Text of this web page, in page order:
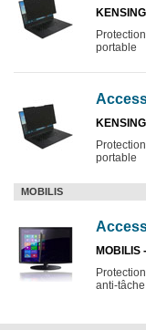
portable
portable
MOBILIS
MOBILIS
anti-